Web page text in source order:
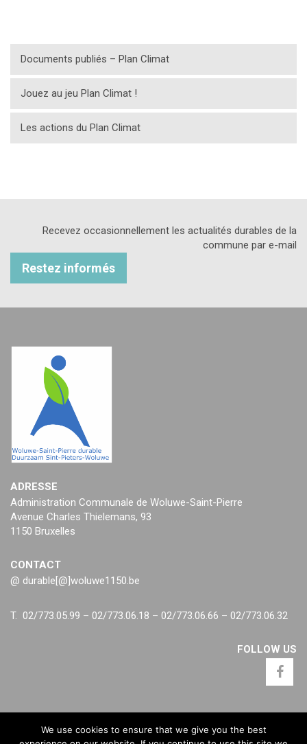
Documents publiés – Plan Climat
Jouez au jeu Plan Climat !
Les actions du Plan Climat
Recevez occasionnellement les actualités durables de la
commune par e-mail
Restez informés
ADRESSE
Administration Communale de Woluwe-Saint-Pierre
Avenue Charles Thielemans, 93
1150 Bruxelles
CONTACT
@ durable[@]woluwe1150.be
T. 02/773.05.99 – 02/773.06.18 – 02/773.06.66 – 02/773.06.32
FOLLOW US
We use cookies to ensure that we give you the best